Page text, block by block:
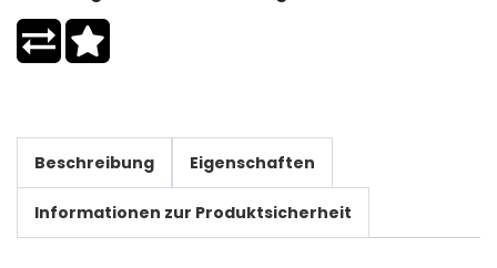
Beschreibung Eigenschaften
Informationen zur Produktsicherheit